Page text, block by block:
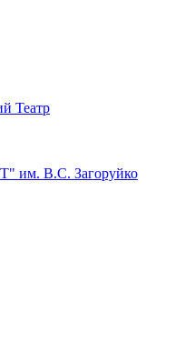
Театр
им. В.С. Загоруйко